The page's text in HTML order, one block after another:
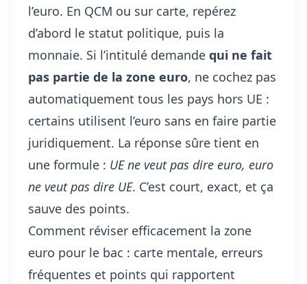
l’euro. En QCM ou sur carte, repérez
d’abord le statut politique, puis la
monnaie. Si l’intitulé demande qui ne fait
pas partie de la zone euro, ne cochez pas
automatiquement tous les pays hors UE :
certains utilisent l’euro sans en faire partie
juridiquement. La réponse sûre tient en
une formule : UE ne veut pas dire euro, euro
ne veut pas dire UE. C’est court, exact, et ça
sauve des points.
Comment réviser efficacement la zone
euro pour le bac : carte mentale, erreurs
fréquentes et points qui rapportent